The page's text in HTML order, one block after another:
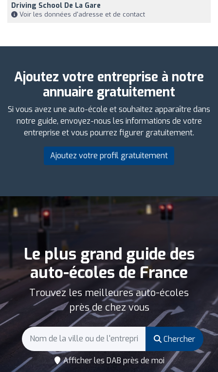
Driving School De La Gare
Voir les données d'adresse et de contact
Ajoutez votre entreprise à notre
annuaire gratuitement
Si vous avez une auto-école et souhaitez apparaître dans
notre guide, envoyez-nous les informations de votre
entreprise et vous pourrez figurer gratuitement.
Ajoutez votre profil gratuitement
Le plus grand guide des
auto-écoles de France
Trouvez les meilleures auto-écoles
près de chez vous
Chercher
Afficher les DAB près de moi